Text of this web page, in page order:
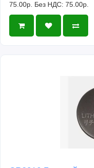
75.00р. Без НДС: 75.00р.